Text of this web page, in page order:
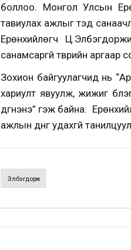
боллоо. Монгол Улсын
тавиулах ажлыг тэд
Ерөнхийлөгч
санамсаргүй түүврийн аргаар
Зохион байгуулагчид нь
хариулт явуулж, жижиг
дүгнэнэ” гэж байна.
ажлын дүнг удахгүй
Элбэгдорж